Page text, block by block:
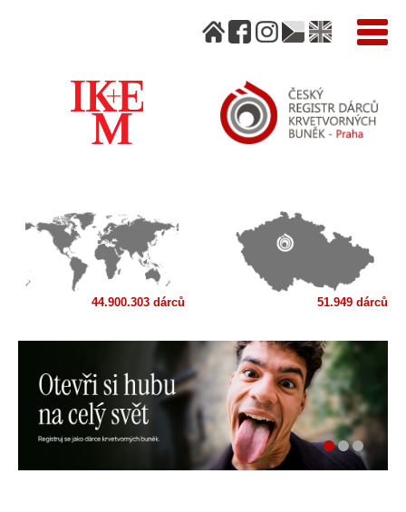
44.900.303 dárců 51.949 dárců